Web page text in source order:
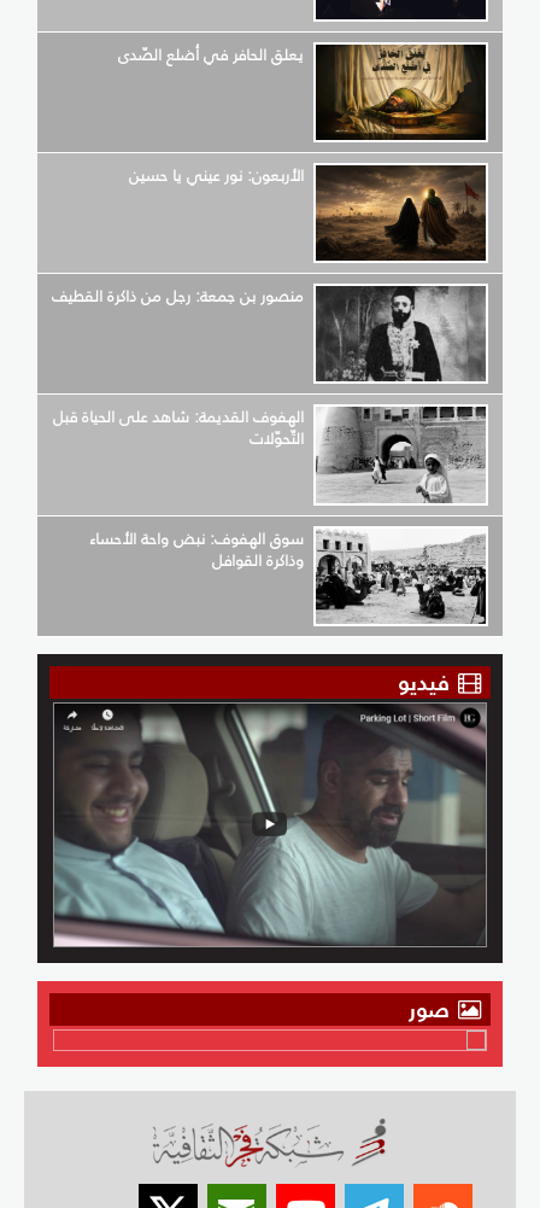
يعلق الحافر في أضلع الصّدى
الأربعون: نور عيني يا حسين
منصور بن جمعة: رجل من ذاكرة القطيف
الهفوف القديمة: شاهد على الحياة قبل
التّحوّلات
سوق الهفوف: نبض واحة الأحساء
وذاكرة القوافل
فيديو
صور